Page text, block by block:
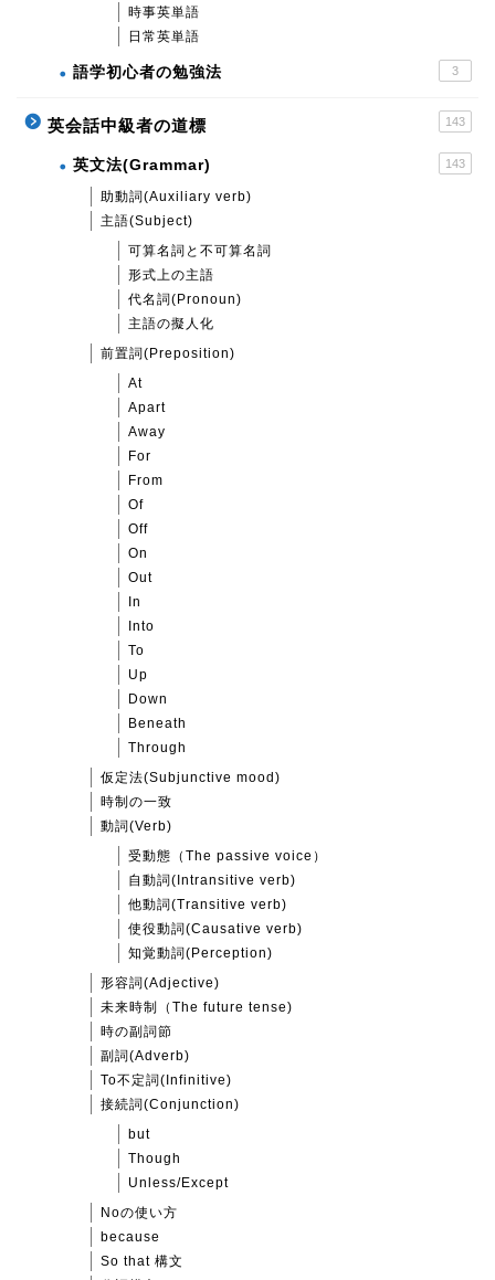
時事英単語
日常英単語
語学初心者の勉強法 3
英会話中級者の道標 143
英文法(Grammar) 143
助動詞(Auxiliary verb)
主語(Subject)
可算名詞と不可算名詞
形式上の主語
代名詞(Pronoun)
主語の擬人化
前置詞(Preposition)
At
Apart
Away
For
From
Of
Off
On
Out
In
Into
To
Up
Down
Beneath
Through
仮定法(Subjunctive mood)
時制の一致
動詞(Verb)
受動態（The passive voice）
自動詞(Intransitive verb)
他動詞(Transitive verb)
使役動詞(Causative verb)
知覚動詞(Perception)
形容詞(Adjective)
未来時制（The future tense)
時の副詞節
副詞(Adverb)
To不定詞(Infinitive)
接続詞(Conjunction)
but
Though
Unless/Except
Noの使い方
because
So that 構文